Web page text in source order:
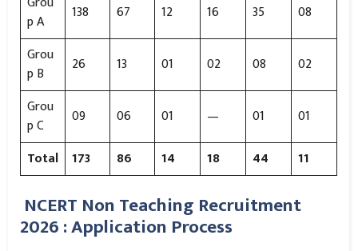
p A
138 67 12 16 35
08
Grou
p B
26 13 01 02 08
02
Grou
p C
09 06 01 — 01
01
Total
173 86 14 18 44 11
NCERT Non Teaching Recruitment
2026 : Application Process